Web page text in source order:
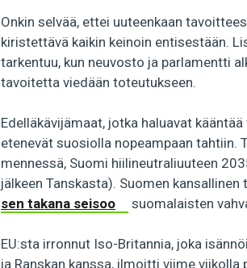
Onkin selvää, ettei uuteenkaan
kiristettävä kaikin keinoin entisestään.
tarkentuu, kun neuvosto ja parlamentti
tavoitetta viedään toteutukseen.
Edelläkävijämaat, jotka haluavat
etenevät suosiolla nopeampaan tahtiin.
mennessä, Suomi hiilineutraliuuteen
jälkeen Tanskasta). Suomen
sen takana seisoo
suomalaisten
EU:sta irronnut Iso-Britannia, joka
ja Ranskan kanssa, ilmoitti viime